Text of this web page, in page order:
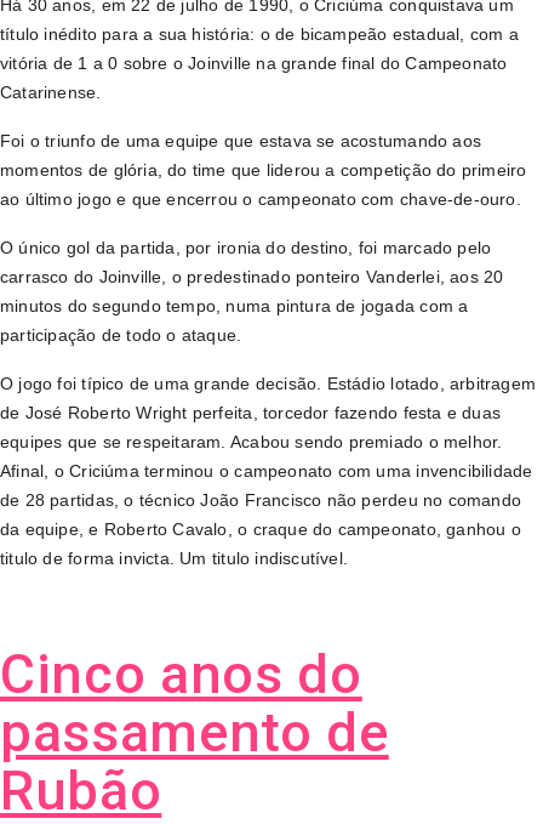
Há 30 anos, em 22 de julho de 1990, o Criciúma conquistava um
título inédito para a sua história: o de bicampeão estadual, com a
vitória de 1 a 0 sobre o Joinville na grande final do Campeonato
Catarinense.
Foi o triunfo de uma equipe que estava se acostumando aos
momentos de glória, do time que liderou a competição do primeiro
ao último jogo e que encerrou o campeonato com chave-de-ouro.
O único gol da partida, por ironia do destino, foi marcado pelo
carrasco do Joinville, o predestinado ponteiro Vanderlei, aos 20
minutos do segundo tempo, numa pintura de jogada com a
participação de todo o ataque.
O jogo foi típico de uma grande decisão. Estádio lotado, arbitragem
de José Roberto Wright perfeita, torcedor fazendo festa e duas
equipes que se respeitaram. Acabou sendo premiado o melhor.
Afinal, o Criciúma terminou o campeonato com uma invencibilidade
de 28 partidas, o técnico João Francisco não perdeu no comando
da equipe, e Roberto Cavalo, o craque do campeonato, ganhou o
titulo de forma invicta. Um titulo indiscutível.
Cinco anos do
passamento de
Rubão